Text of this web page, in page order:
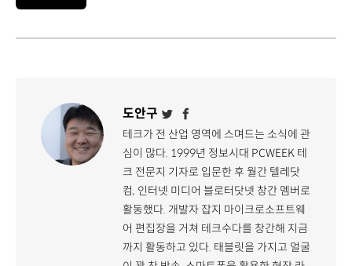
도안구
테크가 전 산업 영역에 스며드는 소식에 관
심이 많다. 1999년 정보시대 PCWEEK 테
크 전문지 기자로 입문한 후 월간 텔레닷
컴, 인터넷 미디어 블로터닷넷 창간 멤버로
활동했다. 개발자 잡지 마이크로소프트웨
어 편집장을 거쳐 테크수다를 창간해 지금
까지 활동하고 있다. 태블릿을 가지고 얼굴